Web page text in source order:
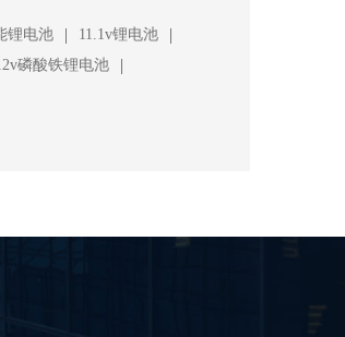
锂电池 | 11.1v锂电池 |
磷酸铁锂电池 |